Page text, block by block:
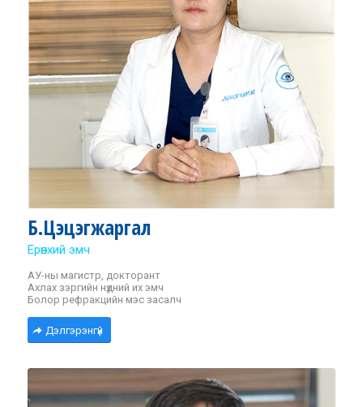
Б.Цэцэгжаргал
Ерөнхий эмч
АУ-ны магистр, докторант
Ахлах зэргийн нүдний их эмч
Болор рефракцийн мэс засалч
Дэлгэрэнгүй